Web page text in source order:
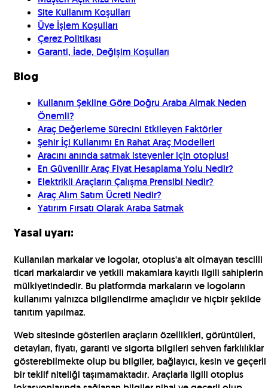
Site Kullanım Koşulları
Üye İşlem Koşulları
Çerez Politikası
Garanti, İade, Değişim Koşulları
Blog
Kullanım Şekline Göre Doğru Araba Almak Neden
Önemli?
Araç Değerleme Sürecini Etkileyen Faktörler
Şehir İçi Kullanımı En Rahat Araç Modelleri
Aracını anında satmak isteyenler için otoplus!
En Güvenilir Araç Fiyat Hesaplama Yolu Nedir?
Elektrikli Araçların Çalışma Prensibi Nedir?
Araç Alım Satım Ücreti Nedir?
Yatırım Fırsatı Olarak Araba Satmak
Yasal uyarı:
Kullanılan markalar ve logolar, otoplus'a ait olmayan tescilli
ticari markalardır ve yetkili makamlara kayıtlı ilgili sahiplerin
mülkiyetindedir. Bu platformda markaların ve logoların
kullanımı yalnızca bilgilendirme amaçlıdır ve hiçbir şekilde
tanıtım yapılmaz.
Web sitesinde gösterilen araçların özellikleri, görüntüleri,
detayları, fiyatı, garanti ve sigorta bilgileri sehven farklılıklar
gösterebilmekte olup bu bilgiler, bağlayıcı, kesin ve geçerli
bir teklif niteliği taşımamaktadır. Araçlarla ilgili otoplus